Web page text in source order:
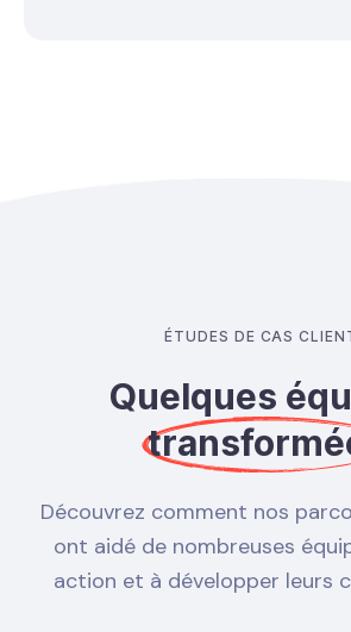
ÉTUDES DE CAS
Quelques
Découvrez comment nos
ont aidé de nombreuses
action et à développer leurs